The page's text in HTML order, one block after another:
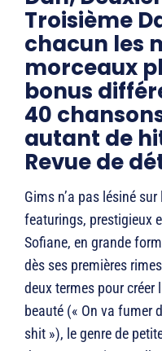
Troisième
chacun les
morceaux
bonus
40
autant de
Revue de
Gims n’a pas lésiné
featurings, prestigieux
Sofiane, en grande
dès ses premières
deux termes pour créer
beauté (« On va fumer
shit »), le genre de